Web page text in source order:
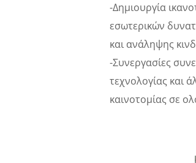
-Δημιουργία
εσωτερικών
και ανάληψης
-Συνεργασίες
τεχνολογίας και
καινοτομίας σε